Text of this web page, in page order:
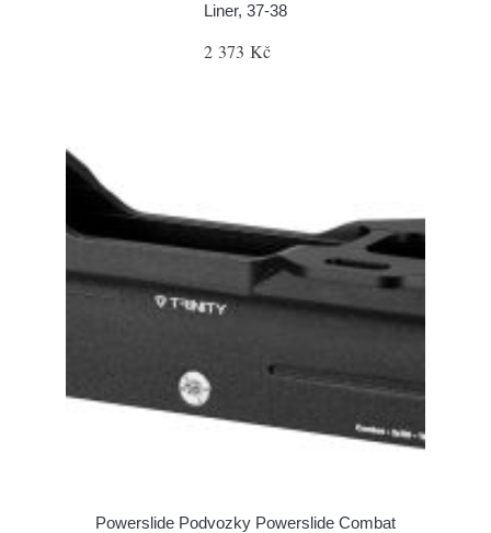
Liner, 37-38
2 373 Kč
Powerslide Podvozky Powerslide Combat